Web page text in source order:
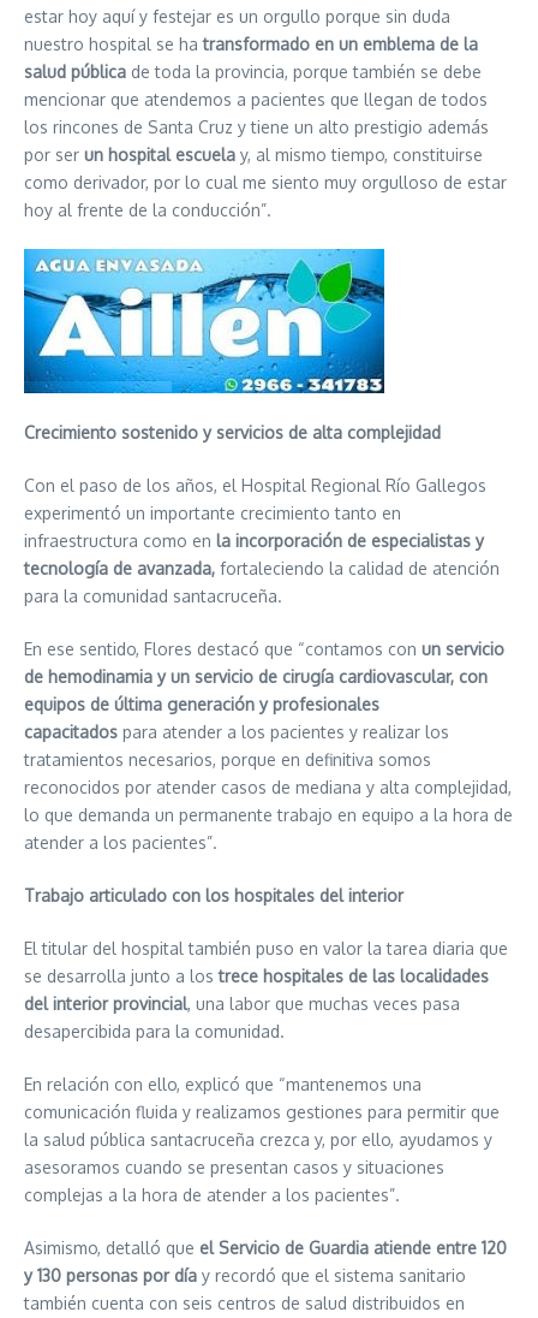
estar hoy aquí y festejar es un orgullo porque sin duda
nuestro hospital se hatransformado en un emblema de la
salud pública de toda la provincia, porque también se debe
mencionar que atendemos a pacientes que llegan de todos
los rincones de Santa Cruz y tiene un alto prestigio además
por ser un hospital escuela y, al mismo tiempo, constituirse
como derivador, por lo cual me siento muy orgulloso de estar
hoy al frente de la conducción”.
Crecimiento sostenido y servicios de alta complejidad
Con el paso de los años, el Hospital Regional Río Gallegos
experimentó un importante crecimiento tanto en
infraestructura como en la incorporación de especialistas y
tecnología de avanzada, fortaleciendo la calidad de atención
para la comunidad santacruceña.
En ese sentido, Flores destacó que “contamos con un servicio
de hemodinamia y un servicio de cirugía cardiovascular, con
equipos de última generación y profesionales
capacitados para atender a los pacientes y realizar los
tratamientos necesarios, porque en definitiva somos
reconocidos por atender casos de mediana y alta complejidad,
lo que demanda un permanente trabajo en equipo a la hora de
atender a los pacientes”.
Trabajo articulado con los hospitales del interior
El titular del hospital también puso en valor la tarea diaria que
se desarrolla junto a lostrece hospitales de las localidades
del interior provincial, una labor que muchas veces pasa
desapercibida para la comunidad.
En relación con ello, explicó que “mantenemos una
comunicación fluida y realizamos gestiones para permitir que
la salud pública santacruceña crezca y, por ello, ayudamos y
asesoramos cuando se presentan casos y situaciones
complejas a la hora de atender a los pacientes”.
Asimismo, detalló que el Servicio de Guardia atiende entre 120
y 130 personas por día y recordó que el sistema sanitario
también cuenta con seis centros de salud distribuidos en